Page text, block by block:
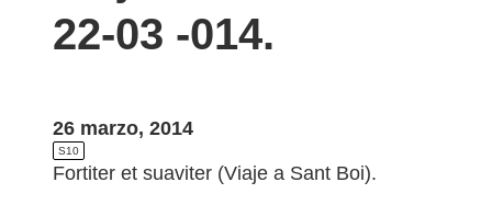
22-03 -014.
26 marzo, 2014
S10
Fortiter et suaviter (Viaje a Sant Boi).